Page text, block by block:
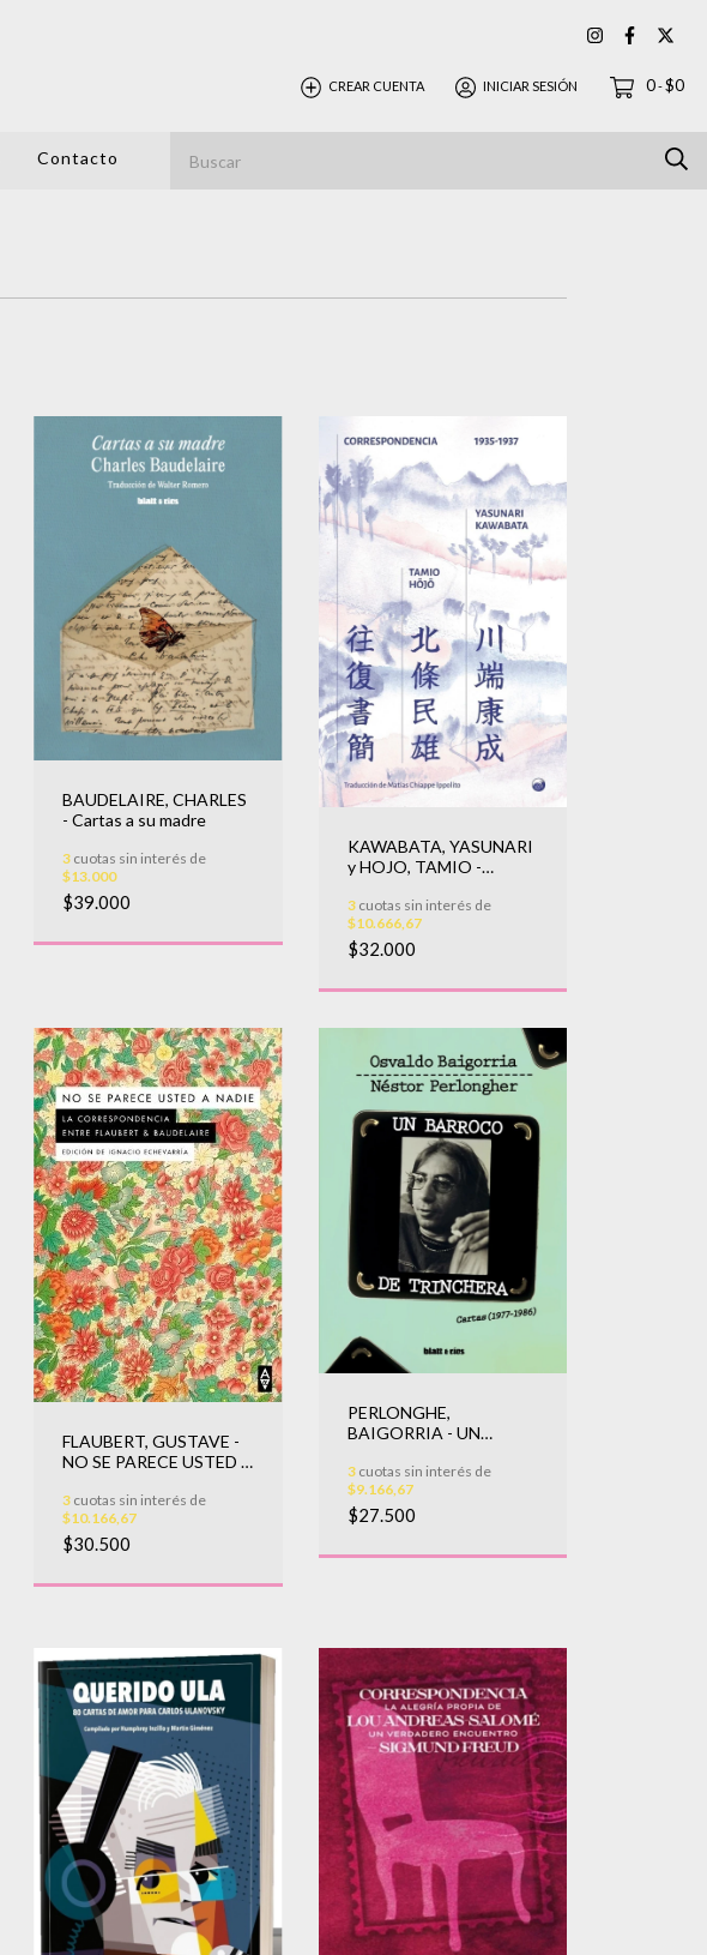
CREAR CUENTA INICIAR SESIÓN 0-$0
Contacto
BAUDELAIRE, CHARLES
- Cartas a su madre
3 cuotas sin interés de
$13.000
$39.000
KAWABATA, YASUNARI
y HOJO, TAMIO -
1937
3cuotas sin interés de
$10.666,67
$32.000
FLAUBERT, GUSTAVE -
NO SE PARECE USTED A
3 cuotas sin interés de
$10.166,67
$30.500
PERLONGHE,
BAIGORRIA - UN
TRINCHERA
3cuotas sin interés de
$9.166,67
$27.500